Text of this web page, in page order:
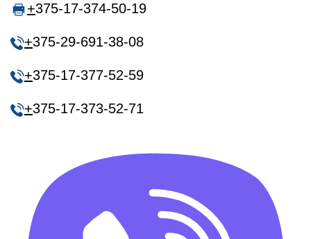
+375-17-374-50-19
+375-29-691-38-08
+375-17-377-52-59
+375-17-373-52-71